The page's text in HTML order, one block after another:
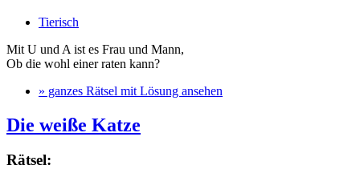
Tierisch
Mit U und A ist es Frau und Mann,
Ob die wohl einer raten kann?
» ganzes Rätsel mit Lösung ansehen
Die weiße Katze
Rätsel: